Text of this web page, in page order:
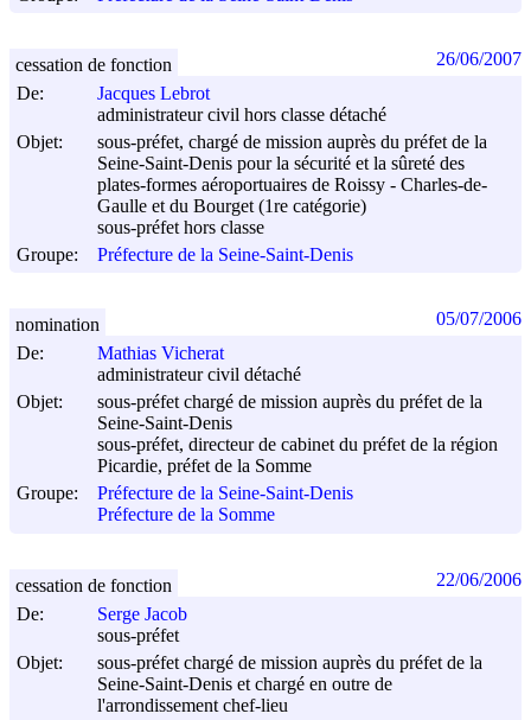
De:
Jacques Lebrot
administrateur civil hors classe détaché
Objet:
sous-préfet, chargé de mission auprès du préfet de la
Seine-Saint-Denis pour la sécurité et la sûreté des
plates-formes aéroportuaires de Roissy - Charles-de-
Gaulle et du Bourget (1re catégorie)
sous-préfet hors classe
Groupe:
Préfecture de la Seine-Saint-Denis
cessation de fonction 26/06/2007
De:
Mathias Vicherat
administrateur civil détaché
Objet:
sous-préfet chargé de mission auprès du préfet de la
Seine-Saint-Denis
sous-préfet, directeur de cabinet du préfet de la région
Picardie, préfet de la Somme
Groupe:
Préfecture de la Seine-Saint-Denis
Préfecture de la Somme
nomination 05/07/2006
De:
Serge Jacob
sous-préfet
Objet:
sous-préfet chargé de mission auprès du préfet de la
Seine-Saint-Denis et chargé en outre de
l'arrondissement chef-lieu
cessation de fonction 22/06/2006